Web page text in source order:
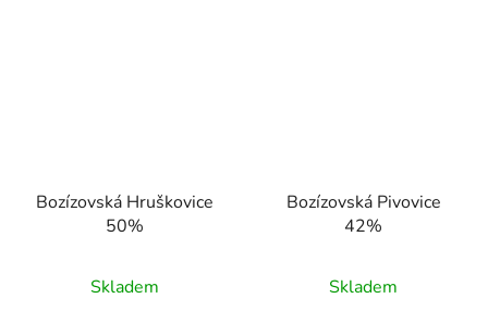
Bozízovská Hruškovice
50%
hodnocení
Skladem
Bozízovská Pivovice
42%
Skladem